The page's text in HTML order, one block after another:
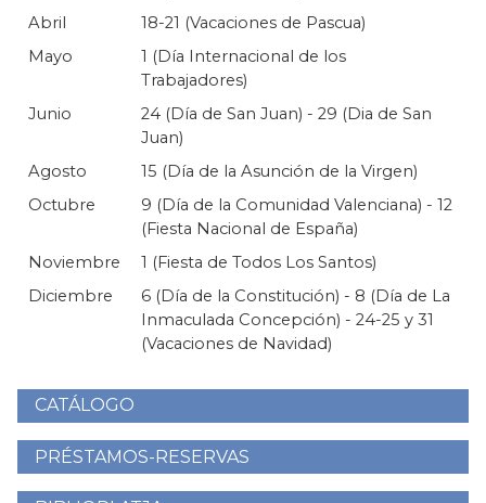
Abril
18-21 (Vacaciones de Pascua)
Mayo
1 (Día Internacional de los
Trabajadores)
Junio
24 (Día de San Juan) - 29 (Dia de San
Juan)
Agosto
15 (Día de la Asunción de la Virgen)
Octubre
9 (Día de la Comunidad Valenciana) - 12
(Fiesta Nacional de España)
Noviembre
1 (Fiesta de Todos Los Santos)
Diciembre
6 (Día de la Constitución) - 8 (Día de La
Inmaculada Concepción) - 24-25 y 31
(Vacaciones de Navidad)
Menú
lateral
CATÁLOGO
PRÉSTAMOS-RESERVAS